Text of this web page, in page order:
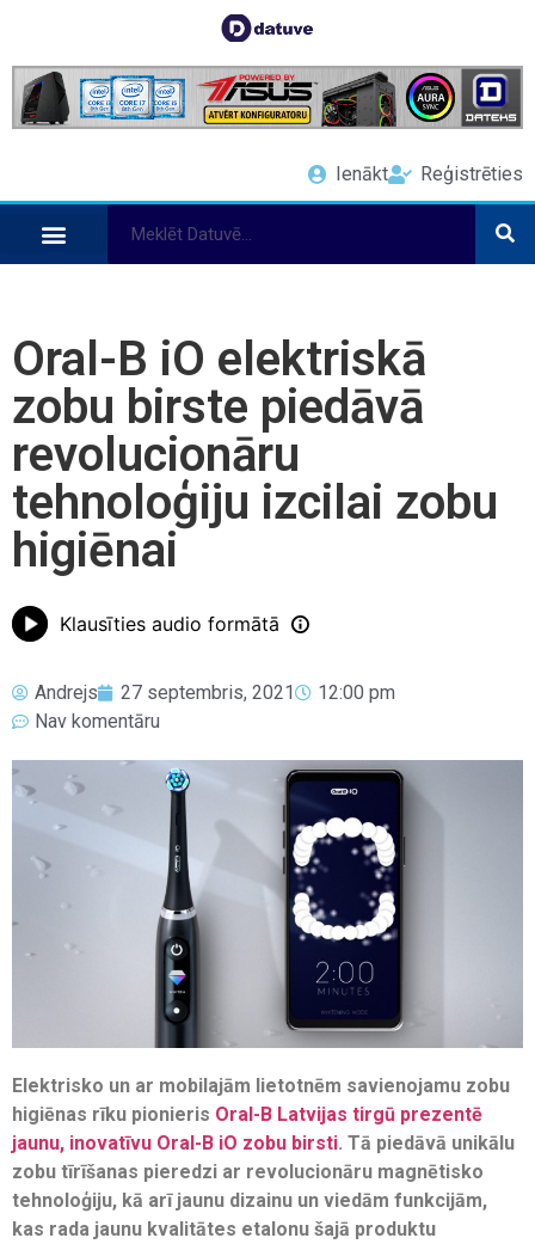
Ienākt Reģistrēties
Oral-B iO elektriskā
zobu birste piedāvā
revolucionāru
tehnoloģiju izcilai zobu
higiēnai
Klausīties audio formātā
Andrejs 27 septembris, 2021
12:00 pm
Nav komentāru
Elektrisko un ar mobilajām lietotnēm savienojamu zobu
higiēnas rīku pionieris Oral-B Latvijas tirgū prezentē
jaunu, inovatīvu Oral-B iO zobu birsti. Tā piedāvā unikālu
zobu tīrīšanas pieredzi ar revolucionāru magnētisko
tehnoloģiju, kā arī jaunu dizainu un viedām funkcijām,
kas rada jaunu kvalitātes etalonu šajā produktu